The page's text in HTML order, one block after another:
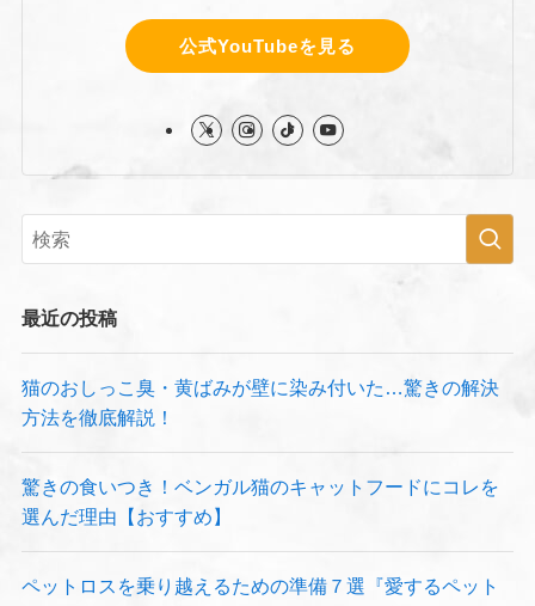
公式YouTubeを見る
最近の投稿
猫のおしっこ臭・黄ばみが壁に染み付いた…驚きの解決
方法を徹底解説！
驚きの食いつき！ベンガル猫のキャットフードにコレを
選んだ理由【おすすめ】
ペットロスを乗り越えるための準備７選『愛するペット